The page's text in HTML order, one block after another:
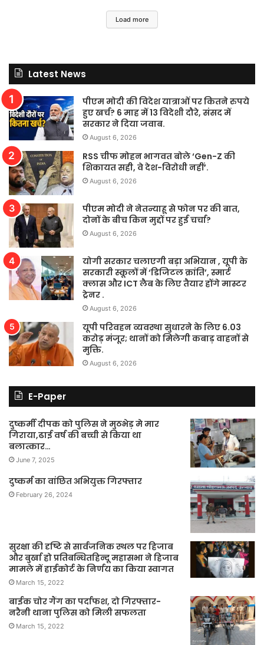
Load more
Latest News
पीएम मोदी की विदेश यात्राओं पर कितने रुपये
हुए खर्च? 6 माह में 13 विदेशी दौरे, संसद में
सरकार ने दिया जवाब.
August 6, 2026
RSS चीफ मोहन भागवत बोले ‘Gen-Z की
शिकायत सही, वे देश-विरोधी नहीं’.
August 6, 2026
पीएम मोदी ने नेतन्याहू से फोन पर की बात,
दोनों के बीच किन मुद्दों पर हुई चर्चा?
August 6, 2026
योगी सरकार चलाएगी बड़ा अभियान , यूपी के
सरकारी स्कूलों में ‘डिजिटल क्रांति’, स्मार्ट
क्लास और ICT लैब के लिए तैयार होंगे मास्टर
ट्रेनर .
August 6, 2026
यूपी परिवहन व्यवस्था सुधारने के लिए 6.03
करोड़ मंजूर; थानों को मिलेगी कबाड़ वाहनों से
मुक्ति.
August 6, 2026
E-Paper
दुष्कर्मी दीपक को पुलिस ने मुठभेड़ मे मार
गिराया,ढाई वर्ष की बच्ची से किया था
बलात्कार…
June 7, 2025
दुष्कर्म का वांछित अभियुक्त गिरफ्तार
February 26, 2024
सुरक्षा की दृष्टि से सार्वजनिक स्थल पर हिजाब
और बुर्खा हो प्रतिबन्धितहिन्दू महासभा ने हिजाब
मामले में हाईकोर्ट के निर्णय का किया स्वागत
March 15, 2022
बाईक चोर गैंग का पर्दाफश, दो गिरफ्तार-
नरैनी थाना पुलिस को मिली सफलता
March 15, 2022